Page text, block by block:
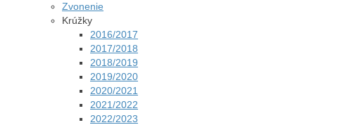
Zvonenie
Krúžky
2016/2017
2017/2018
2018/2019
2019/2020
2020/2021
2021/2022
2022/2023